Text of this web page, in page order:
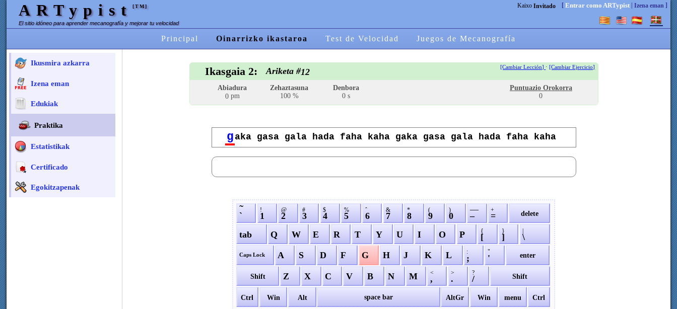
ARTypist[TM]
El sitio idóneo para aprender mecanografía y mejorar tu velocidad
Kaixo Invitado [ Entrar como ARTypist| Izena eman ]
Principal Oinarrizko ikastaroa Test de Velocidad Juegos de Mecanografía
Ikusmira azkarra
Izena eman
Edukiak
Praktika
Estatistikak
Certificado
Egokitzapenak
Ikasgaia 2: Ariketa #12 [Cambiar Lección] ·[Cambiar Ejercicio]
Abiadura
0pm
Zehaztasuna
100 %
Denbora
0 s
Puntuazio Orokorra
0
g aka gasa gala hada faha kaha gaka gasa gala hada faha kaha
˜
`
!
1
@
2
#
3
$
4
%
5
ˆ
6
&
7
*
8
(
9
)
0
—
–
+
= delete
tab Q W E R T Y U I O P {
[
}
]
|
\
Caps Lock A S D F G H J K L :
;
"
' enter
Shift Z X C V B N M <
,
>
.
?
/ Shift
Ctrl Win Alt space bar AltGr Win menu Ctrl